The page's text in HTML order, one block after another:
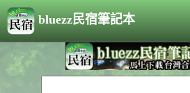
bluezz民宿筆記本